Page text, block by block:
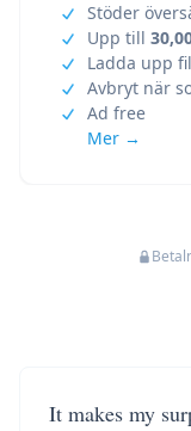
Stöder
Upp till
Ladda upp
Avbryt när
Ad free
Mer →
It makes my